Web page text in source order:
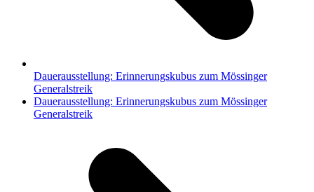
Dauerausstellung: Erinnerungskubus zum Mössinger
Generalstreik
Nächster
Beitrag:
Dauerausstellung: Erinnerungskubus zum Mössinger
Generalstreik